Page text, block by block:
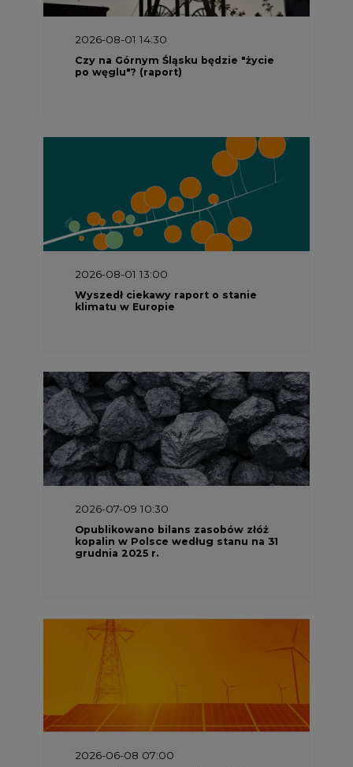
2026-08-01 14:30
Czy na Górnym Śląsku będzie "życie
po węglu"? (raport)
2026-08-01 13:00
Wyszedł ciekawy raport o stanie
klimatu w Europie
2026-07-09 10:30
Opublikowano bilans zasobów złóż
kopalin w Polsce według stanu na 31
grudnia 2025 r.
2026-06-08 07:00